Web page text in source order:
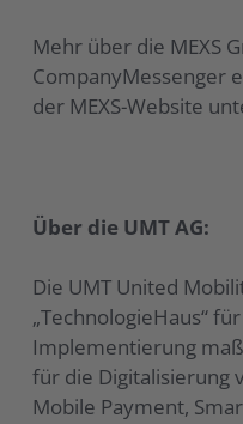
Mehr über die MEXS
CompanyMessenger
der MEXS-Website
Über die UMT AG:
Die UMT United
„TechnologieHaus“
Implementierung
für die Digitalisierung
Mobile Payment,